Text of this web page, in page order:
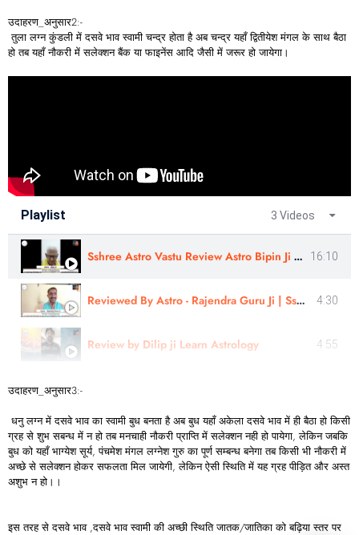
उदाहरण_अनुसार2:-
तुला लग्न कुंडली में दसवे भाव स्वामी चन्द्र होता है अब चन्द्र यहाँ द्वितीयेश मंगल के साथ बैठा
हो तब यहाँ नौकरी में सलेक्शन बैंक या फाइनेंस आदि जैसी में जरूर हो जायेगा।
Playlist 3 Videos
Sshree Astro Vastu Review Astro Bipin Ji Nakshatra Rahasyam In Hindi 16:10
Reviewed By Astro - Rajendra Guru Ji | Sshree Astro Vastu 4:30
Review by Dilip ji Learn Astrology 4:55
उदाहरण_अनुसार3:-
धनु लग्न में दसवे भाव का स्वामी बुध बनता है अब बुध यहाँ अकेला दसवे भाव में ही बैठा हो किसी
ग्रह से शुभ सबन्ध में न हो तब मनचाही नौकरी प्राप्ति में सलेक्शन नही हो पायेगा, लेकिन जबकि
बुध को यहाँ भाग्येश सूर्य, पंचमेश मंगल लग्नेश गुरु का पूर्ण सम्बन्ध बनेगा तब किसी भी नौकरी में
अच्छे से सलेक्शन होकर सफलता मिल जायेगी, लेकिन ऐसी स्थिति में यह ग्रह पीड़ित और अस्त
अशुभ न हो।।
इस तरह से दसवे भाव ,दसवे भाव स्वामी की अच्छी स्थिति जातक/जातिका को बढ़िया स्तर पर